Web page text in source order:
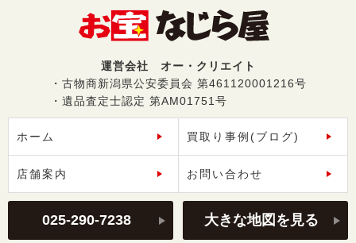
運営会社 オー・クリエイト
・古物商新潟県公安委員会 第461120001216号
・遺品査定士認定 第AM01751号
ホーム 買取り事例(ブログ)
店舗案内 お問い合わせ
025-290-7238 大きな地図を見る